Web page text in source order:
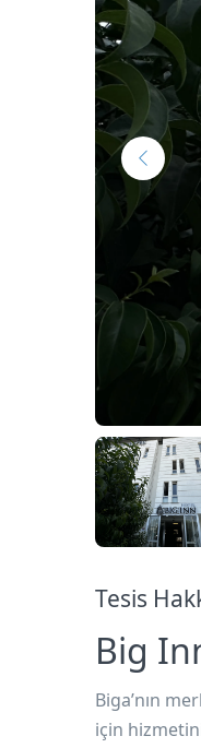
Tesis
Big
Biga’nın
için